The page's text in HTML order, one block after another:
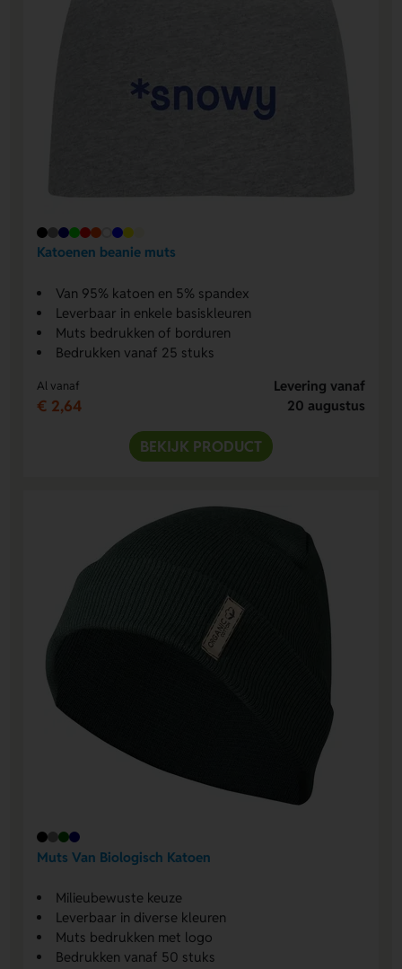
Katoenen beanie muts
Van 95% katoen en 5% spandex
Leverbaar in enkele basiskleuren
Muts bedrukken of borduren
Bedrukken vanaf 25 stuks
Al vanaf
€ 2,64
Levering vanaf
20 augustus
BEKIJK PRODUCT
Muts Van Biologisch Katoen
Milieubewuste keuze
Leverbaar in diverse kleuren
Muts bedrukken met logo
Bedrukken vanaf 50 stuks